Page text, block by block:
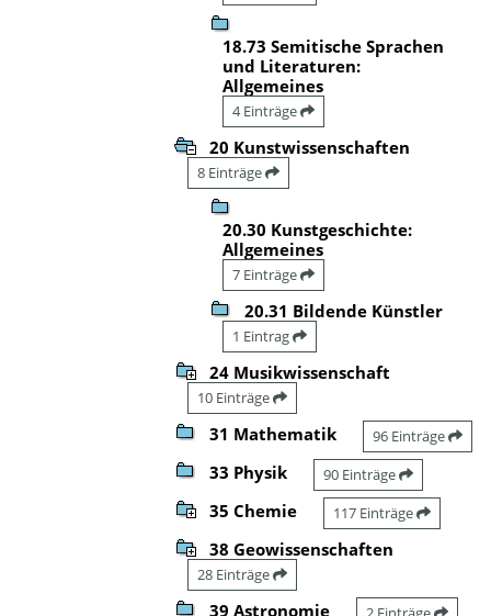
18.73 Semitische Sprachen
und Literaturen:
Allgemeines
4 Einträge
20 Kunstwissenschaften
8 Einträge
20.30 Kunstgeschichte:
Allgemeines
7 Einträge
20.31 Bildende Künstler
1 Eintrag
24 Musikwissenschaft
10 Einträge
31 Mathematik 96 Einträge
33 Physik 90 Einträge
35 Chemie 117 Einträge
38 Geowissenschaften
28 Einträge
39 Astronomie